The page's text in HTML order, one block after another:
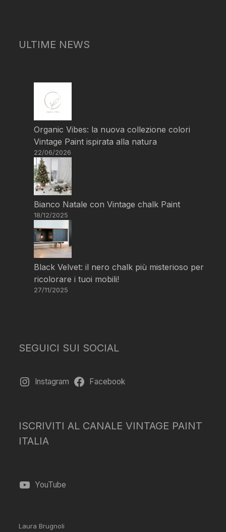
ULTIME NEWS
Organic Vibes: la nuova collezione colori
Vintage Paint ispirata alla natura
22/06/2026
Bianco Natale con Vintage chalk Paint
18/12/2025
Black Velvet: il nero chalk più misterioso per
ricolorare i tuoi mobili!
27/11/2025
SEGUICI SUI SOCIAL
Instagram Facebook
ISCRIVITI AL CANALE VINTAGE PAINT
ITALIA
YouTube
Laura Brugnoli